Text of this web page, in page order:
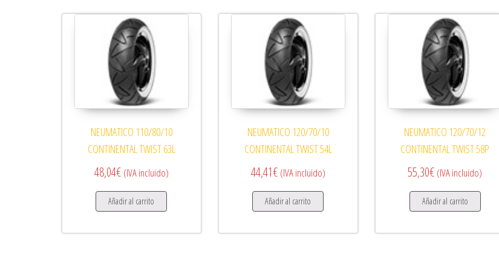
NEUMATICO 110/80/10
CONTINENTAL TWIST 63L
48,04€ (IVA incluido)
Añadir al carrito
NEUMATICO 120/70/10
CONTINENTAL TWIST 54L
44,41€ (IVA incluido)
Añadir al carrito
NEUMATICO 120/70/12
CONTINENTAL TWIST 58P
55,30€ (IVA incluido)
Añadir al carrito